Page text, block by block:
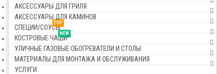
АКСЕССУАРЫ ДЛЯ ГРИЛЯ
АКСЕССУАРЫ ДЛЯ КАМИНОВ
TOP
СПЕЦИИ/СОУСЫ
NEW
КОСТРОВЫЕ ЧАШИ
УЛИЧНЫЕ ГАЗОВЫЕ ОБОГРЕВАТЕЛИ И СТОЛЫ
МАТЕРИАЛЫ ДЛЯ МОНТАЖА И ОБСЛУЖИВАНИЯ
УСЛУГИ